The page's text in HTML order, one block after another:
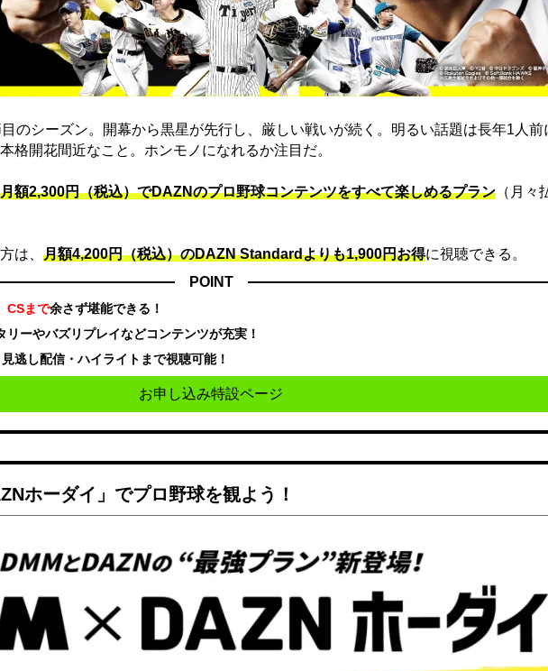
のシーズン。開幕から黒星が先行し、厳しい戦いが続く。明るい話題は長年1人前
格開花間近なこと。ホンモノになれるか注目だ。
月額2,300円（税込）でDAZNのプロ野球コンテンツをすべて楽しめるプラン （月々
は、 月額4,200円（税込）のDAZN Standard​よりも1,900円お得に視聴できる。
POINT
CSまで余さず堪能できる！
ーやバズリプレイなどコンテンツが充実！
逃し配信・ハイライトまで視聴可能！
お申し込み特設ページ
ホーダイ」でプロ野球を観よう！